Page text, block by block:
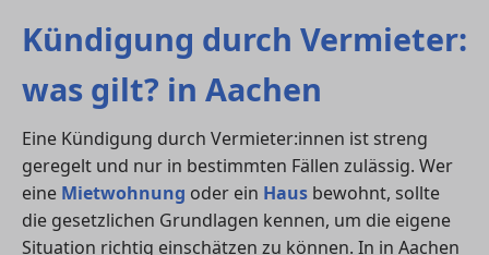
Kündigung durch Vermieter:
was gilt? in Aachen
Eine Kündigung durch Vermieter:innen ist streng
geregelt und nur in bestimmten Fällen zulässig. Wer
eine Mietwohnung oder ein Haus bewohnt, sollte
die gesetzlichen Grundlagen kennen, um die eigene
Situation richtig einschätzen zu können. In in Aachen